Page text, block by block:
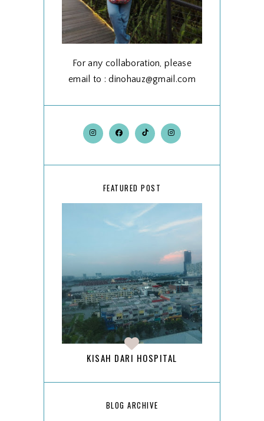
For any collaboration, please
email to : dinohauz@gmail.com
FEATURED POST
KISAH DARI HOSPITAL
BLOG ARCHIVE